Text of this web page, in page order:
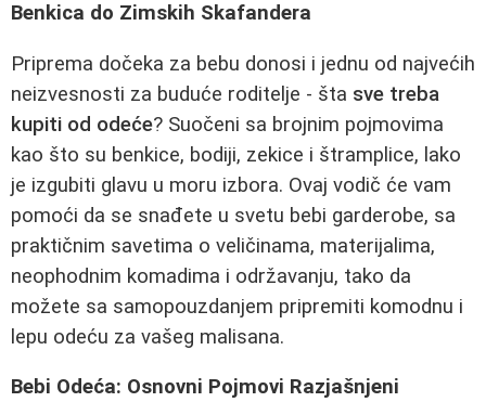
Benkica do Zimskih Skafandera
Priprema dočeka za bebu donosi i jednu od najvećih
neizvesnosti za buduće roditelje - šta sve treba
kupiti od odeće? Suočeni sa brojnim pojmovima
kao što su benkice, bodiji, zekice i štramplice, lako
je izgubiti glavu u moru izbora. Ovaj vodič će vam
pomoći da se snađete u svetu bebi garderobe, sa
praktičnim savetima o veličinama, materijalima,
neophodnim komadima i održavanju, tako da
možete sa samopouzdanjem pripremiti komodnu i
lepu odeću za vašeg malisana.
Bebi Odeća: Osnovni Pojmovi Razjašnjeni